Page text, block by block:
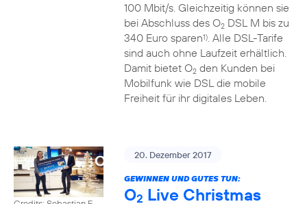
100 Mbit/s. Gleichzeitig können sie
bei Abschluss des O2DSL M bis zu
340 Euro sparen1). Alle DSL-Tarife
sind auch ohne Laufzeit erhältlich.
Damit bietet O2den Kunden bei
Mobilfunk wie DSL die mobile
Freiheit für ihr digitales Leben.
20. Dezember 2017
GEWINNEN UND GUTES TUN:
O2 Live Christmas